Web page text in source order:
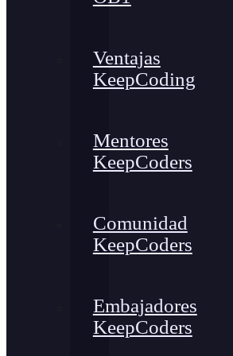
Ventajas
KeepCoding
Mentores
KeepCoders
Comunidad
KeepCoders
Embajadores
KeepCoders